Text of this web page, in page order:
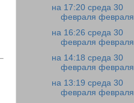
на 17:20 среда 30
февраля февраля
на 16:26 среда 30
февраля февраля
на 14:18 среда 30
февраля февраля
на 13:19 среда 30
февраля февраля